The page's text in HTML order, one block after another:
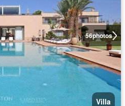
56photos
Villa